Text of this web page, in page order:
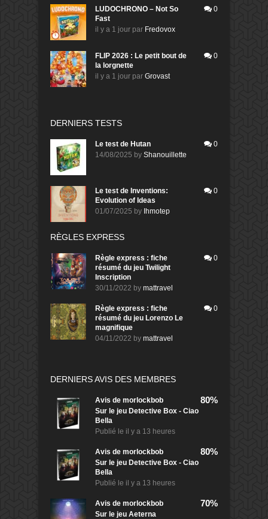
LUDOCHRONO – Not So
Fast
il y a 1 jour par Fredovox
0
FLIP 2026 : Le petit bout de
la lorgnette
il y a 1 jour par Grovast
0
DERNIERS TESTS
Le test de Hutan
14/08/2025 by Shanouillette
0
Le test de Inventions:
Evolution of Ideas
01/07/2025 by Ihmotep
0
RÈGLES EXPRESS
Règle express : fiche
résumé du jeu Twilight
Inscription
30/11/2022 by mattravel
0
Règle express : fiche
résumé du jeu Lorenzo Le
magnifique
04/11/2022 by mattravel
0
DERNIERS AVIS DES MEMBRES
Avis de morlockbob
Sur le jeu Detective Box - Ciao
Bella
Publié le il y a 13 heures
80%
Avis de morlockbob
Sur le jeu Detective Box - Ciao
Bella
Publié le il y a 13 heures
80%
Avis de morlockbob
Sur le jeu Aeterna
70%